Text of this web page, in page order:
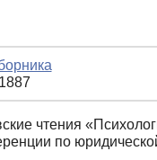
чтения
по